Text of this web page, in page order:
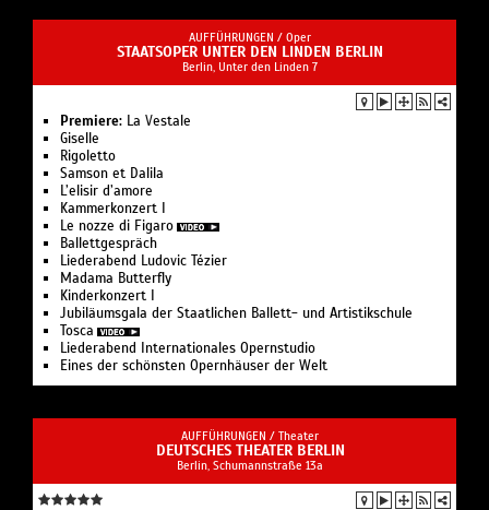
AUFFÜHRUNGEN / Oper
STAATSOPER UNTER DEN LINDEN BERLIN
Berlin, Unter den Linden 7
Premiere: La Vestale
Giselle
Rigoletto
Samson et Dalila
L’elisir d’amore
Kam­mer­kon­zert I
Le nozze di Figaro
Ballettgespräch
Liederabend Ludovic Tézier
Madama Butterfly
Kinderkonzert I
Jubiläumsgala der Staatlichen Ballett- und Artistikschule
Tosca
Liederabend Internationales Opernstudio
Eines der schönsten Opernhäuser der Welt
AUFFÜHRUNGEN / Theater
DEUTSCHES THEATER BERLIN
Berlin, Schumannstraße 13a